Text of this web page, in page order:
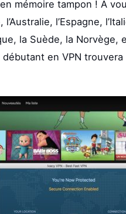
mémoire tampon ! A
l’Australie, l’Espagne,
la Suède, la Norvège,
en VPN